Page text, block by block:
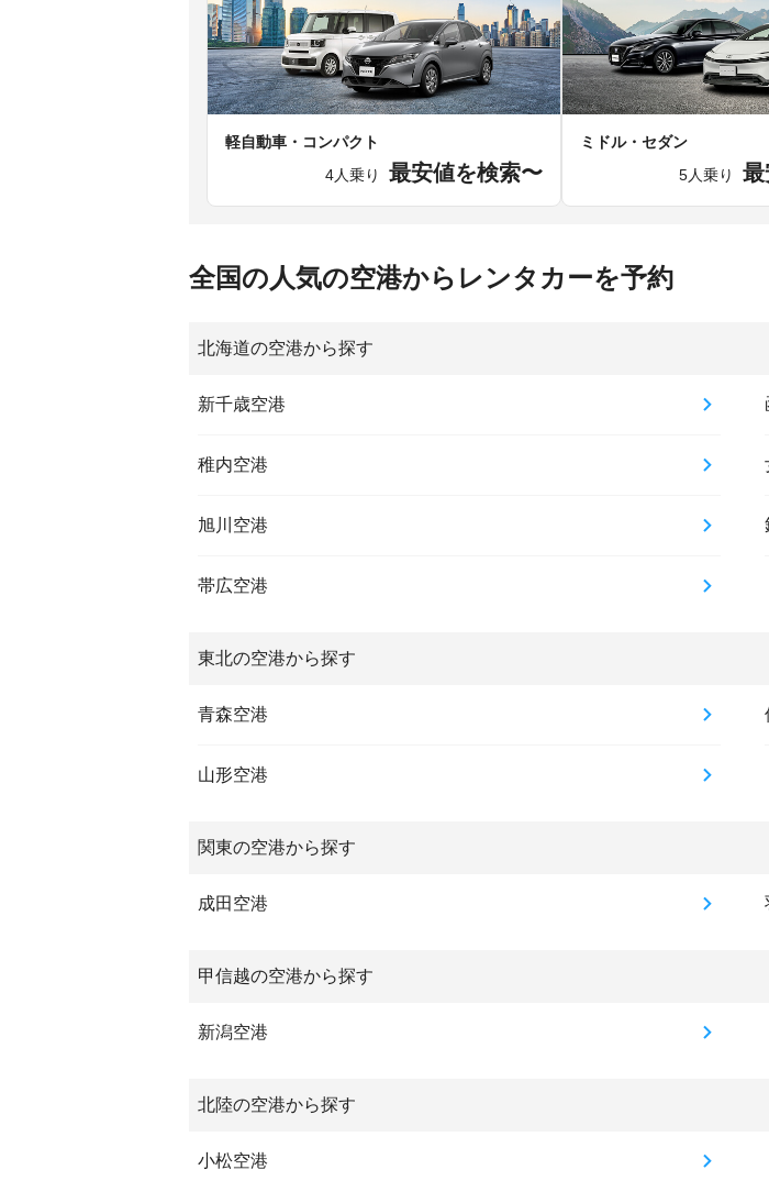
軽自動車・コンパクト
4人乗り
最安値を検索〜
ミドル・セダン
5人乗り
全国の人気の空港からレンタカーを予約
北海道の空港から探す
新千歳空港
稚内空港
旭川空港
帯広空港
東北の空港から探す
青森空港
山形空港
関東の空港から探す
成田空港
甲信越の空港から探す
新潟空港
北陸の空港から探す
小松空港